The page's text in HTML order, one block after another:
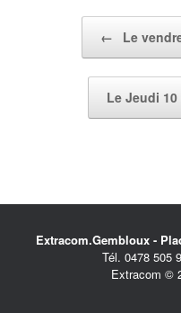
← Le
Le Jeudi
Extracom.Gembloux -
Tél. 0478 505
Extracom ©